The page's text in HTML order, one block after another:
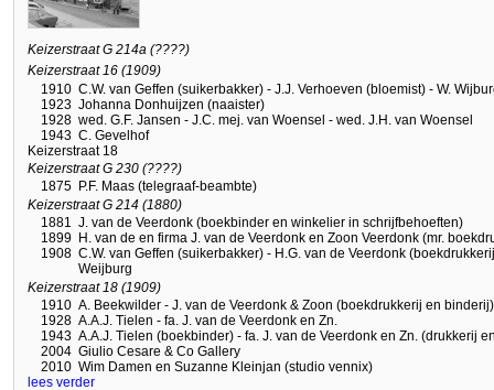
Keizerstraat G 214a (????)
Keizerstraat 16 (1909)
1910 C.W. van Geffen (suikerbakker) - J.J. Verhoeven (bloemist) - W.
1923 Johanna Donhuijzen (naaister)
1928 wed. G.F. Jansen - J.C. mej. van Woensel - wed. J.H. van Woensel
1943 C. Gevelhof
Keizerstraat 18
Keizerstraat G 230 (????)
1875 P.F. Maas (telegraaf-beambte)
Keizerstraat G 214 (1880)
1881 J. van de Veerdonk (boekbinder en winkelier in schrijfbehoeften)
1899 H. van de en firma J. van de Veerdonk en Zoon Veerdonk (mr.
1908 C.W. van Geffen (suikerbakker) - H.G. van de Veerdonk
Weijburg
Keizerstraat 18 (1909)
1910 A. Beekwilder - J. van de Veerdonk & Zoon (boekdrukkerij en binderij)
1928 A.A.J. Tielen - fa. J. van de Veerdonk en Zn.
1943 A.A.J. Tielen (boekbinder) - fa. J. van de Veerdonk en Zn. (drukkerij
2004 Giulio Cesare & Co Gallery
2010 Wim Damen en Suzanne Kleinjan (studio vennix)
lees verder